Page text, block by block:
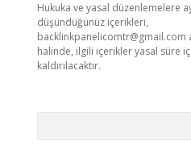
Hukuka ve yasal düzenlemelere
düşündüğünüz içerikleri,
backlinkpanelicomtr@gmail.com
halinde, ilgili içerikler yasal süre
kaldırılacaktır.